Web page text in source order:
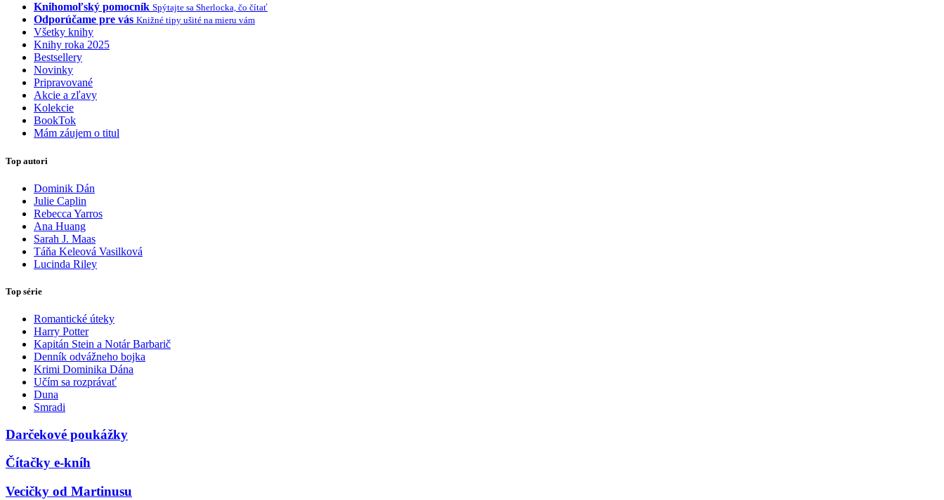
Knihomoľský pomocník Spýtajte sa Sherlocka, čo čítať
Odporúčame pre vás Knižné tipy ušité na mieru vám
Všetky knihy
Knihy roka 2025
Bestsellery
Novinky
Pripravované
Akcie a zľavy
Kolekcie
BookTok
Mám záujem o titul
Top autori
Dominik Dán
Julie Caplin
Rebecca Yarros
Ana Huang
Sarah J. Maas
Táňa Keleová Vasilková
Lucinda Riley
Top série
Romantické úteky
Harry Potter
Kapitán Stein a Notár Barbarič
Denník odvážneho bojka
Krimi Dominika Dána
Učím sa rozprávať
Duna
Smradi
Darčekové poukážky
Čítačky e-kníh
Vecičky od Martinusu